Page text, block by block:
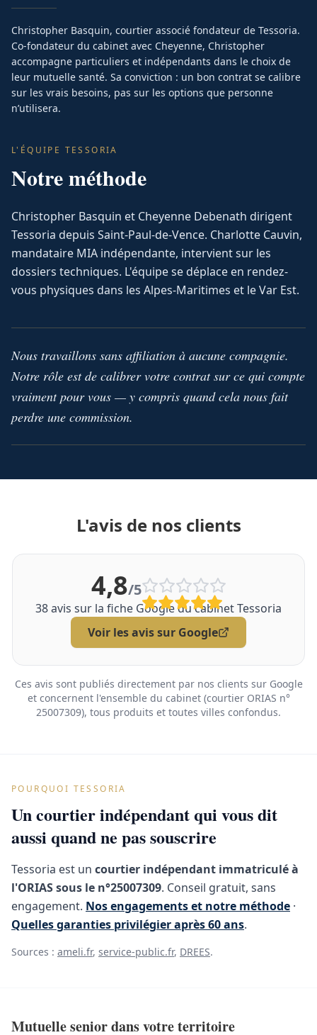
Christopher Basquin, courtier associé fondateur de Tessoria.
Co-fondateur du cabinet avec Cheyenne, Christopher
accompagne particuliers et indépendants dans le choix de
leur mutuelle santé. Sa conviction : un bon contrat se calibre
sur les vrais besoins, pas sur les options que personne
n’utilisera.
L'ÉQUIPE TESSORIA
Notre méthode
Christopher Basquin et Cheyenne Debenath dirigent
Tessoria depuis Saint-Paul-de-Vence. Charlotte Cauvin,
mandataire MIA indépendante, intervient sur les
dossiers techniques. L'équipe se déplace en rendez-
vous physiques dans les Alpes-Maritimes et le Var Est.
Nous travaillons sans affiliation à aucune compagnie.
Notre rôle est de calibrer votre contrat sur ce qui compte
vraiment pour vous — y compris quand cela nous fait
perdre une commission.
L'avis de nos clients
4,8/5
38avis sur la fiche Google du cabinet Tessoria
Voir les avis sur Google
Ces avis sont publiés directement par nos clients sur Google
et concernent l'ensemble du cabinet (courtier ORIAS n°
25007309), tous produits et toutes villes confondus.
POURQUOI TESSORIA
Un courtier indépendant qui vous dit
aussi quand ne pas souscrire
Tessoria est un courtier indépendant immatriculé à
l'ORIAS sous le n°25007309. Conseil gratuit, sans
engagement. Nos engagements et notre méthode ·
Quelles garanties privilégier après 60 ans.
Sources : ameli.fr, service-public.fr, DREES.
Mutuelle senior dans votre territoire